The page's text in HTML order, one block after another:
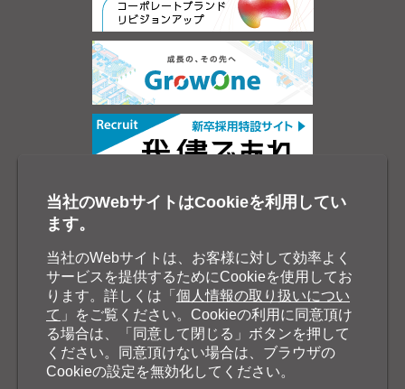
当社のWebサイトはCookieを利用してい
ます。
当社のWebサイトは、お客様に対して効率よく
サービスを提供するためにCookieを使用してお
ります。詳しくは「 個人情報の取り扱いについ
て 」をご覧ください。Cookieの利用に同意頂け
る場合は、「同意して閉じる」ボタンを押して
ください。同意頂けない場合は、ブラウザの
Cookieの設定を無効化してください。